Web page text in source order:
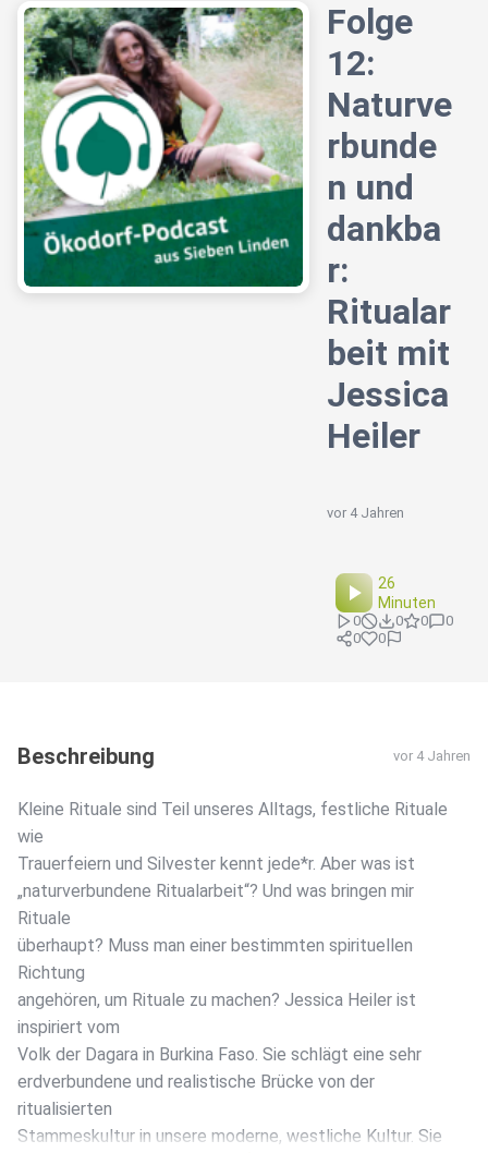
Folge
12:
Naturve
rbunde
n und
dankba
r:
Ritualar
beit mit
Jessica
Heiler
vor 4 Jahren
26
Minuten
0 0 0
0
0
0
Beschreibung vor 4 Jahren
Kleine Rituale sind Teil unseres Alltags, festliche Rituale
wie
Trauerfeiern und Silvester kennt jede*r. Aber was ist
„naturverbundene Ritualarbeit“? Und was bringen mir
Rituale
überhaupt? Muss man einer bestimmten spirituellen
Richtung
angehören, um Rituale zu machen? Jessica Heiler ist
inspiriert vom
Volk der Dagara in Burkina Faso. Sie schlägt eine sehr
erdverbundene und realistische Brücke von der
ritualisierten
Stammeskultur in unsere moderne, westliche Kultur. Sie